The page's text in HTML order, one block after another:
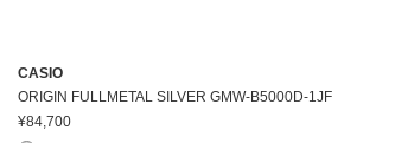
CASIO
ORIGIN FULLMETAL SILVER GMW-B5000D-1JF
¥84,700